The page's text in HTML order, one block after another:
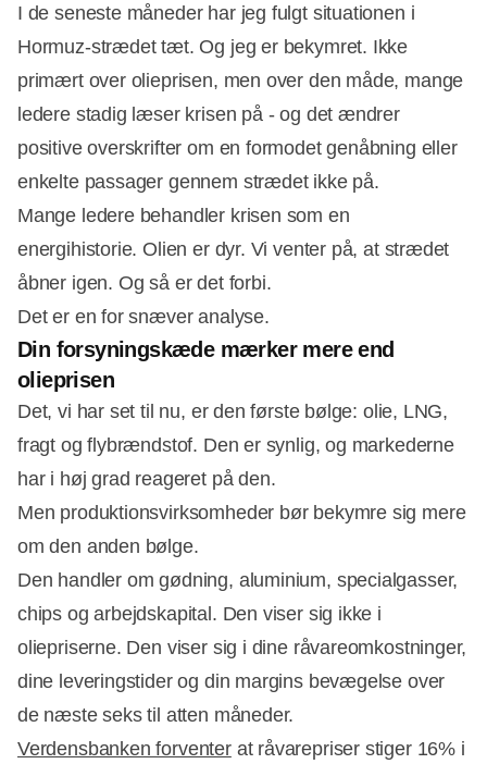
I de seneste måneder har jeg fulgt situationen i
Hormuz-strædet tæt. Og jeg er bekymret. Ikke
primært over olieprisen, men over den måde, mange
ledere stadig læser krisen på - og det ændrer
positive overskrifter om en formodet genåbning eller
enkelte passager gennem strædet ikke på.
Mange ledere behandler krisen som en
energihistorie. Olien er dyr. Vi venter på, at strædet
åbner igen. Og så er det forbi.
Det er en for snæver analyse.
Din forsyningskæde mærker mere end
olieprisen
Det, vi har set til nu, er den første bølge: olie, LNG,
fragt og flybrændstof. Den er synlig, og markederne
har i høj grad reageret på den.
Men produktionsvirksomheder bør bekymre sig mere
om den anden bølge.
Den handler om gødning, aluminium, specialgasser,
chips og arbejdskapital. Den viser sig ikke i
oliepriserne. Den viser sig i dine råvareomkostninger,
dine leveringstider og din margins bevægelse over
de næste seks til atten måneder.
Verdensbanken forventerat råvarepriser stiger 16% i